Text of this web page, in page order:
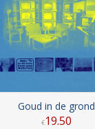
Goud in de grond
€19.50